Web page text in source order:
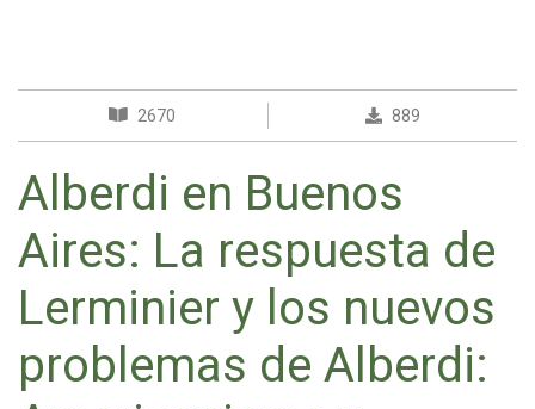
2670 889
Alberdi en Buenos
Aires: La respuesta de
Lerminier y los nuevos
problemas de Alberdi: